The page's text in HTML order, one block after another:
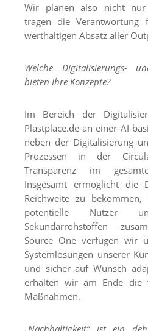
Wir planen also nicht nur
tragen die Verantwortung
werthaltigen Absatz aller
Welche Digitalisierungs-
bieten Ihre Konzepte?
Im Bereich der
Plastplace.de an einer AI-
neben der Digitalisierung
Prozessen in der
Transparenz im
Insgesamt ermöglicht die
Reichweite zu
potentielle Nutzer
Sekundärrohstoffen
Source One verfügen wir
Systemlösungen unserer
und sicher auf Wunsch
erhalten wir am Ende die
Maßnahmen.
„Nachhaltigkeit“ ist ein